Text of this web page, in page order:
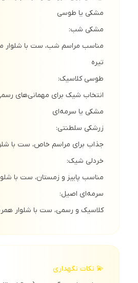
مشکی یا طوسی
مشکی شب:
مناسب مراسم شب، ست با شلوار
تیره
طوسی کلاسیک:
انتخاب شیک برای مهمانی‌های
مشکی یا سرمه‌ای
زرشکی سلطنتی:
جذاب برای مراسم خاص، ست با
خردلی شیک:
مناسب پاییز و زمستان، ست با
سرمه‌ای اصیل:
کلاسیک و رسمی، ست با شلوار
💫 نکات نگهداری